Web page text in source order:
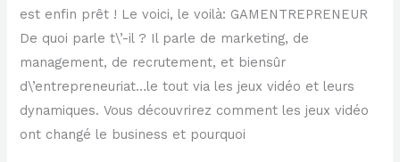
est enfin prêt ! Le voici, le voilà: GAMENTREPRENEUR
De quoi parle t\’-il ? Il parle de marketing, de
management, de recrutement, et biensûr
d\’entrepreneuriat…le tout via les jeux vidéo et leurs
dynamiques. Vous découvrirez comment les jeux vidéo
ont changé le business et pourquoi
vidéo
et
de
la
gamification